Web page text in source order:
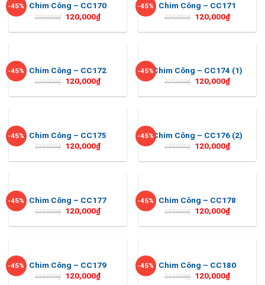
-45% Chim Công – CC170
220,000₫ 120,000₫
-45% Chim Công – CC171
220,000₫ 120,000₫
-45% Chim Công – CC172
220,000₫ 120,000₫
-45%Chim Công – CC174 (1)
220,000₫ 120,000₫
-45% Chim Công – CC175
220,000₫ 120,000₫
-45%Chim Công – CC176 (2)
220,000₫ 120,000₫
-45% Chim Công – CC177
220,000₫ 120,000₫
-45% Chim Công – CC178
220,000₫ 120,000₫
-45% Chim Công – CC179
220,000₫ 120,000₫
-45% Chim Công – CC180
220,000₫ 120,000₫